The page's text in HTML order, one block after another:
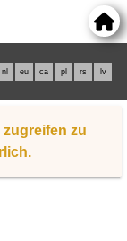
nl eu ca pl rs lv
zu